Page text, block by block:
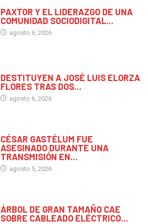
PAXTOR Y EL LIDERAZGO DE UNA
COMUNIDAD SOCIODIGITAL...
agosto 6, 2026
DESTITUYEN A JOSÉ LUIS ELORZA
FLORES TRAS DOS...
agosto 6, 2026
CÉSAR GASTÉLUM FUE
ASESINADO DURANTE UNA
TRANSMISIÓN EN...
agosto 5, 2026
ÁRBOL DE GRAN TAMAÑO CAE
SOBRE CABLEADO ELÉCTRICO...